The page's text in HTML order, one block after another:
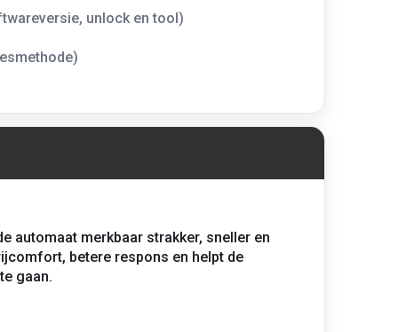
unlock en tool)
automaat merkbaar strakker, sneller en
betere respons en helpt de
gaan.